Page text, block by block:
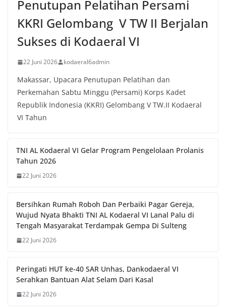
Penutupan Pelatihan Persami
KKRI Gelombang V TW II Berjalan
Sukses di Kodaeral VI
22 Juni 2026 kodaeral6admin
Makassar, Upacara Penutupan Pelatihan dan
Perkemahan Sabtu Minggu (Persami) Korps Kadet
Republik Indonesia (KKRI) Gelombang V TW.II Kodaeral
VI Tahun
TNI AL Kodaeral VI Gelar Program Pengelolaan Prolanis
Tahun 2026
22 Juni 2026
Bersihkan Rumah Roboh Dan Perbaiki Pagar Gereja,
Wujud Nyata Bhakti TNI AL Kodaeral VI Lanal Palu di
Tengah Masyarakat Terdampak Gempa Di Sulteng
22 Juni 2026
Peringati HUT ke-40 SAR Unhas, Dankodaeral VI
Serahkan Bantuan Alat Selam Dari Kasal
22 Juni 2026